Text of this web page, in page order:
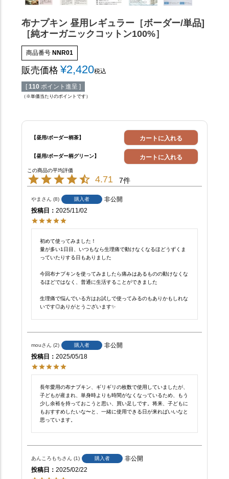
布ナプキン 昼用レギュラー［ボーダー/単品]
［純オーガニックコットン100%］
商品番号 NNR01
販売価格 ¥2,420税込
[ 110 ポイント進呈 ]
（※単価当たりのポイントです）
【昼用/ボーダー柄茶】 カートに入れる
【昼用/ボーダー柄グリーン】 カートに入れる
4.71 7
やま 8 購入者
非公開
投稿日
2025/11/02
初めて使ってみました！
量が多い1日目、いつもなら生理痛で動けなくなるほどうずくま
っていたりする日もありました
今回布ナプキンを使ってみましたら痛みはあるものの動けなくな
るほどではなく、普通に生活することができました
生理痛で悩んでいる方はお試しで使ってみるのもありかもしれな
いです◎ありがとうございます✨
mou 2 購入者
非公開
投稿日
2025/05/18
長年愛用の布ナプキン、ギリギリの枚数で使用していましたが、
子どもが産まれ、単身時よりも時間がなくなっているため、もう
少し余裕を持っておこうと思い、買い足しです。将来、子どもに
もおすすめしたいな〜と、一緒に使用できる日が来ればいいなと
思っています。
あんころもち 1 購入者
非公開
投稿日
2025/02/22